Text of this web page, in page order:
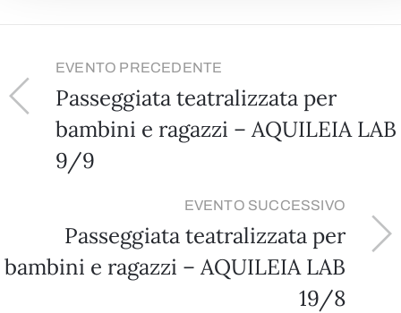
EVENTO PRECEDENTE
Passeggiata teatralizzata per
bambini e ragazzi – AQUILEIA LAB
9/9
EVENTO SUCCESSIVO
Passeggiata teatralizzata per
bambini e ragazzi – AQUILEIA LAB
19/8